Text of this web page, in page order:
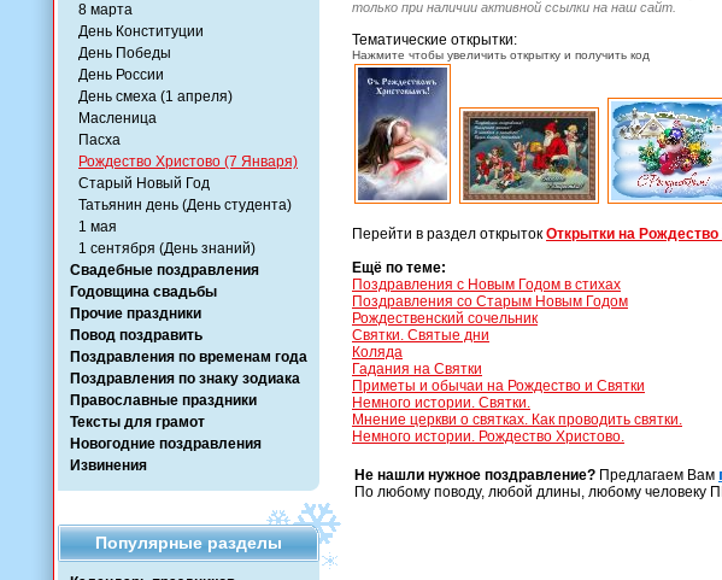
8 марта
День Конституции
День Победы
День России
День смеха (1 апреля)
Масленица
Пасха
Рождество Христово (7 Января)
Старый Новый Год
Татьянин день (День студента)
1 мая
1 сентября (День знаний)
Свадебные поздравления
Годовщина свадьбы
Прочие праздники
Повод поздравить
Поздравления по временам года
Поздравления по знаку зодиака
Православные праздники
Тексты для грамот
Новогодние поздравления
Извинения
Популярные разделы
только при наличии активной ссылки на наш сайт.
Тематические открытки:
Нажмите чтобы увеличить открытку и получить код
Перейти в раздел открыток Открытки на Рождество
Ещё по теме:
Поздравления с Новым Годом в стихах
Поздравления со Старым Новым Годом
Рождественский сочельник
Святки. Святые дни
Коляда
Гадания на Святки
Приметы и обычаи на Рождество и Святки
Немного истории. Святки.
Мнение церкви о святках. Как проводить святки.
Немного истории. Рождество Христово.
Не нашли нужное поздравление? Предлагаем Вам
По любому поводу, любой длины, любому